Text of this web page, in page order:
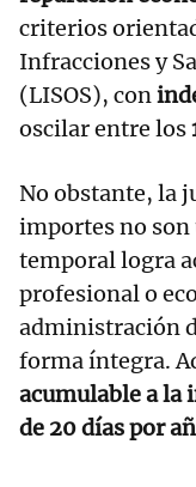
criterios
Infracciones y
(LISOS), con
oscilar entre los
No obstante, la
importes no son
temporal logra
profesional o
administración
forma íntegra.
acumulable a
de 20 días por